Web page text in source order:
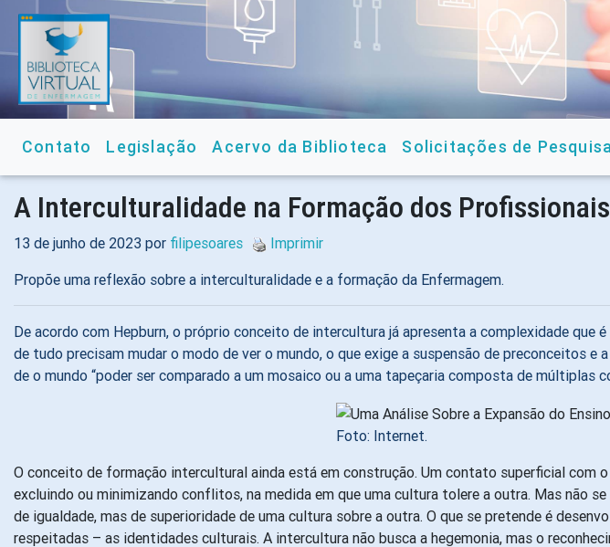
Contato Legislação Acervo da Biblioteca Solicitações de
A Interculturalidade na Formação dos
13 de junho de 2023 por filipesoares
Imprimir
Propõe uma reflexão sobre a interculturalidade e a formação da Enfermagem.
De acordo com Hepburn, o próprio conceito de intercultura já apresenta a complexidade
de tudo precisam mudar o modo de ver o mundo, o que exige a suspensão de preconceitos
de o mundo “poder ser comparado a um mosaico ou a uma tapeçaria composta de
Foto: Internet.
O conceito de formação intercultural ainda está em construção. Um contato superficial com
excluindo ou minimizando conflitos, na medida em que uma cultura tolere a outra. Mas não
de igualdade, mas de superioridade de uma cultura sobre a outra. O que se pretende é
respeitadas – as identidades culturais. A intercultura não busca a hegemonia, mas o